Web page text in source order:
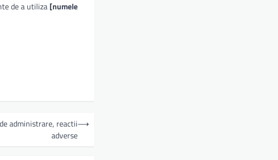
de a utiliza [numele
administrare, reactii
adverse
⟶